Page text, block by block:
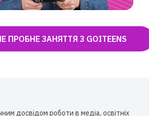
ЗАНЯТТЯ З GOITEENS
досвідом роботи в медіа, освітніх